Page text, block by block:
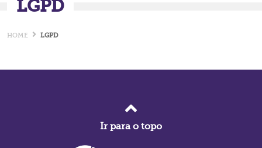
LGPD
HOME LGPD
Ir para o topo